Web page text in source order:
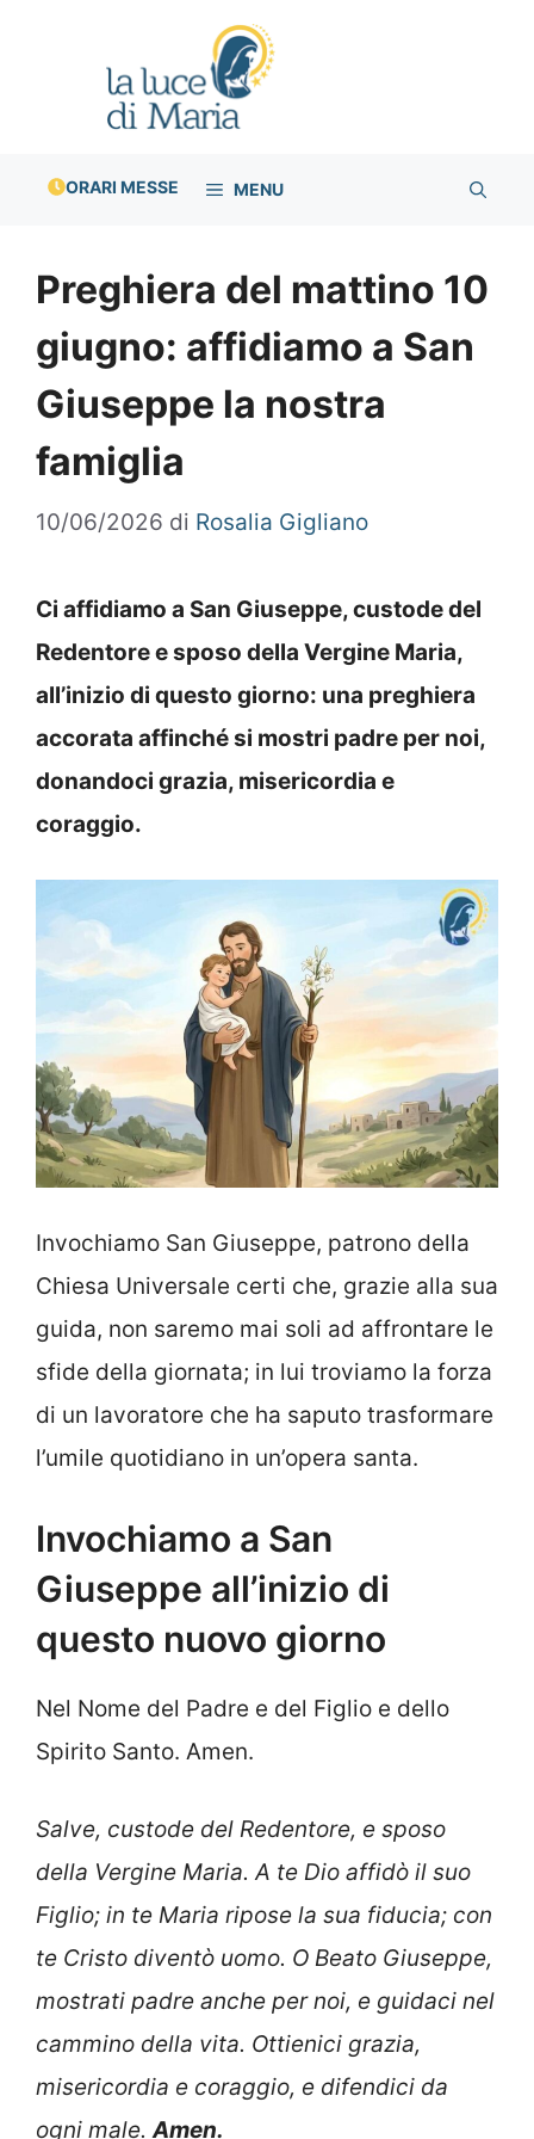
ORARI MESSE MENU
Preghiera del mattino 10
giugno: affidiamo a San
Giuseppe la nostra
famiglia
10/06/2026 di Rosalia Gigliano
Ci affidiamo a San Giuseppe, custode del
Redentore e sposo della Vergine Maria,
all’inizio di questo giorno: una preghiera
accorata affinché si mostri padre per noi,
donandoci grazia, misericordia e
coraggio.
Invochiamo San Giuseppe, patrono della
Chiesa Universale certi che, grazie alla sua
guida, non saremo mai soli ad affrontare le
sfide della giornata; in lui troviamo la forza
di un lavoratore che ha saputo trasformare
l’umile quotidiano in un’opera santa.
Invochiamo a San
Giuseppe all’inizio di
questo nuovo giorno
Nel Nome del Padre e del Figlio e dello
Spirito Santo. Amen.
Salve, custode del Redentore, e sposo
della Vergine Maria. A te Dio affidò il suo
Figlio; in te Maria ripose la sua fiducia; con
te Cristo diventò uomo. O Beato Giuseppe,
mostrati padre anche per noi, e guidaci nel
cammino della vita. Ottienici grazia,
misericordia e coraggio, e difendici da
ogni male.Amen.